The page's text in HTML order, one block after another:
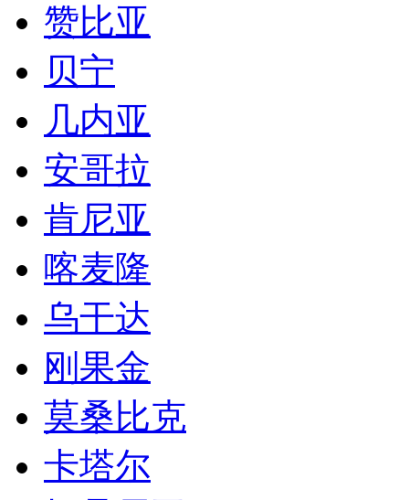
赞比亚
贝宁
几内亚
安哥拉
肯尼亚
喀麦隆
乌干达
刚果金
莫桑比克
卡塔尔